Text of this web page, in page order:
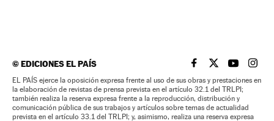
©EDICIONES EL PAÍS EL PAÍS BRASIL EN
EL PAÍSEL PAÍS
EL
EL PAÍS ejerce la oposición expresa frente al uso de sus obras y prestaciones en
la elaboración de revistas de prensa prevista en el artículo 32.1 del TRLPI;
también realiza la reserva expresa frente a la reproducción, distribución y
comunicación pública de sus trabajos y artículos sobre temas de actualidad
prevista en el artículo 33.1 del TRLPI; y, asimismo, realiza una reserva expresa